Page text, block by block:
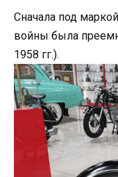
Сначала под
войны была
1958 гг.).